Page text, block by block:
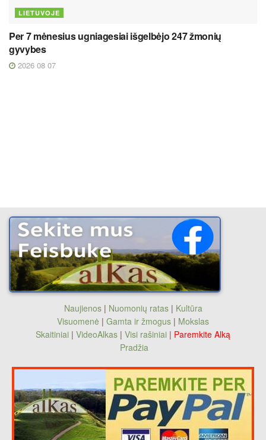
LIETUVOJE
Per 7 mėnesius ugniagesiai išgelbėjo 247 žmonių
gyvybes
2026 08 07
Naujienos| Nuomonių ratas| Kultūra
Visuomenė | Gamta ir žmogus | Mokslas
Skaitiniai | VideoAlkas | Visi rašiniai | Paremkite Alką
Pradžia